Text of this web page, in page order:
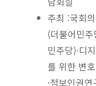
주최 :국회
(더불어민
민주당)·디
를 위한 변
·정보인권